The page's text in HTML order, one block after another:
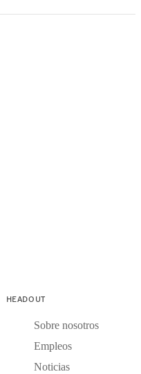
HEADOUT
Sobre nosotros
Empleos
Noticias